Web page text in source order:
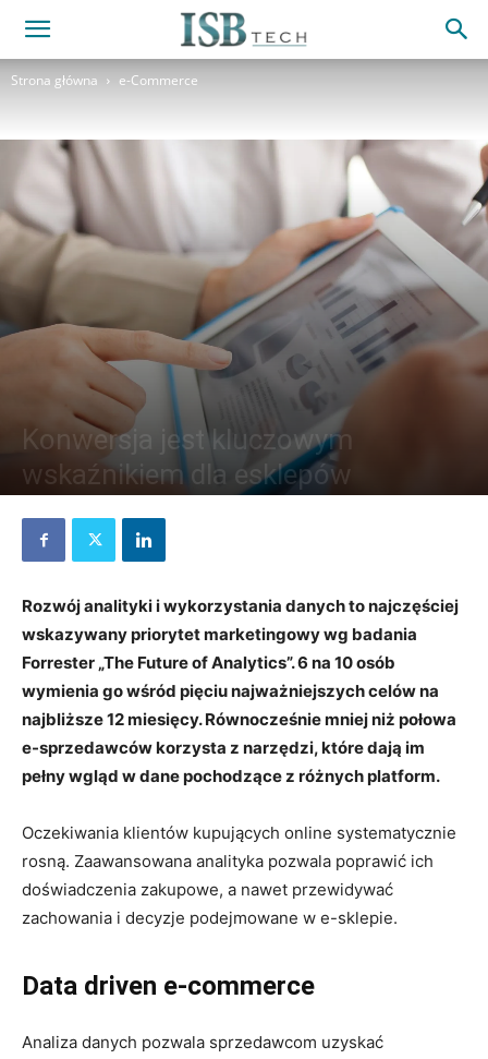
Strona główna e-Commerce
Konwersja jest kluczowym
wskaźnikiem dla esklepów
Rozwój analityki i wykorzystania danych to najczęściej
wskazywany priorytet marketingowy wg badania
Forrester „The Future of Analytics”. 6 na 10 osób
wymienia go wśród pięciu najważniejszych celów na
najbliższe 12 miesięcy. Równocześnie mniej niż połowa
e-sprzedawców korzysta z narzędzi, które dają im
pełny wgląd w dane pochodzące z różnych platform.
Oczekiwania klientów kupujących online systematycznie
rosną. Zaawansowana analityka pozwala poprawić ich
doświadczenia zakupowe, a nawet przewidywać
zachowania i decyzje podejmowane w e-sklepie.
Data driven e-commerce
Analiza danych pozwala sprzedawcom uzyskać